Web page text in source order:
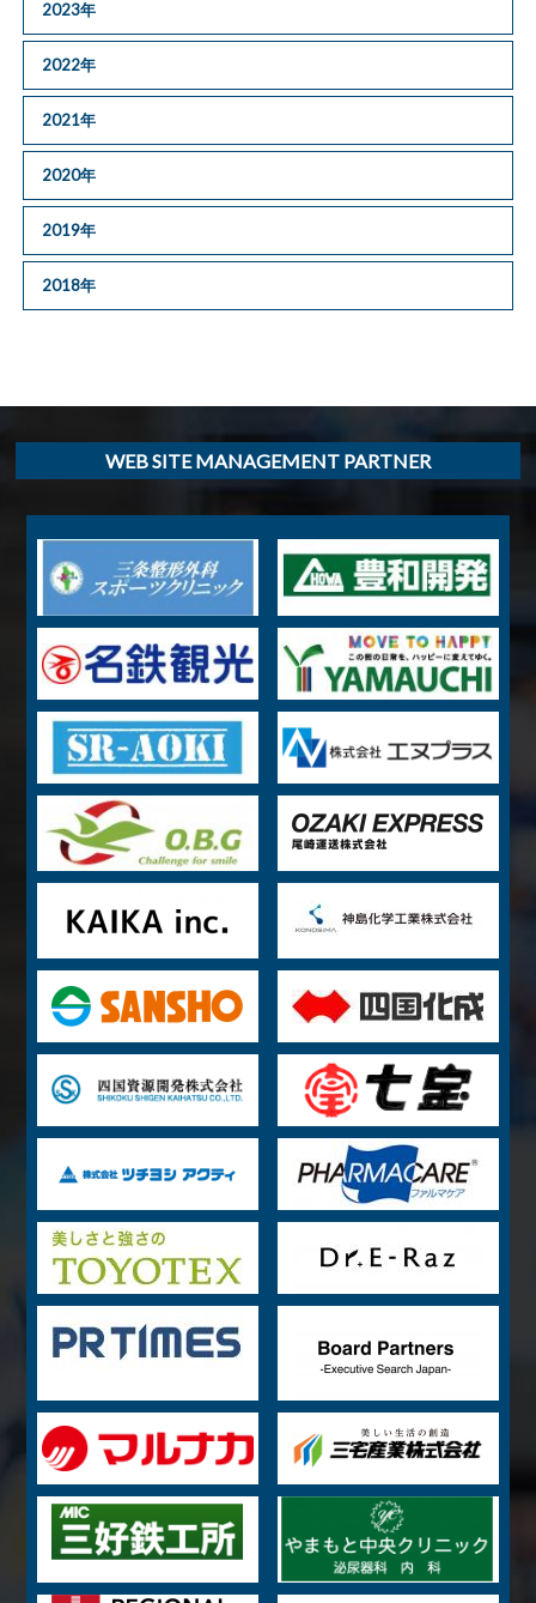
2023年
2022年
2021年
2020年
2019年
2018年
WEB SITE MANAGEMENT PARTNER